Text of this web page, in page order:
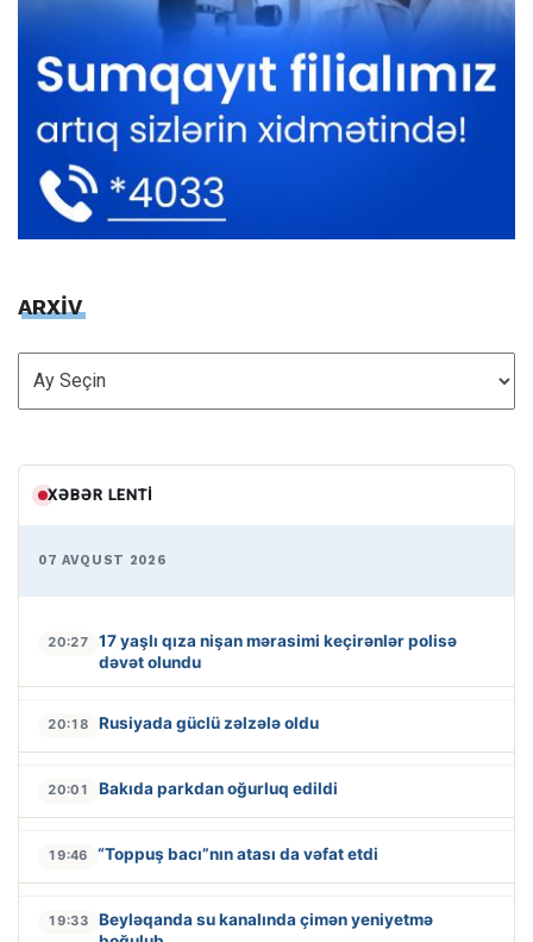
ARXİV
ARXİV
XƏBƏR LENTI
07 AVQUST 2026
20:27
17 yaşlı qıza nişan mərasimi keçirənlər polisə
dəvət olundu
20:18 Rusiyada güclü zəlzələ oldu
20:01 Bakıda parkdan oğurluq edildi
19:46 “Toppuş bacı”nın atası da vəfat etdi
19:33
Beyləqanda su kanalında çimən yeniyetmə